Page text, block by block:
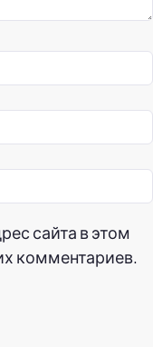
сайта в этом
комментариев.